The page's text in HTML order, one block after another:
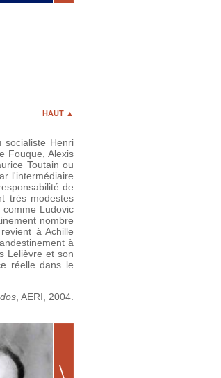
HAUT ▲
socialiste Henri
Fouque, Alexis
Toutain ou
l'intermédiaire
de
très modestes
Ludovic
nombre
à Achille
à
Lelièvre et son
réelle dans le
, AERI, 2004.